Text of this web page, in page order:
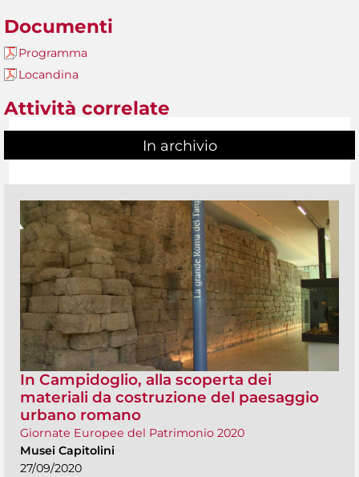
Documenti
Programma
Locandina
Attività correlate
In archivio
In Campidoglio, alla scoperta dei
materiali da costruzione del paesaggio
urbano romano
Giornate Europee del Patrimonio 2020
Musei Capitolini
27/09/2020